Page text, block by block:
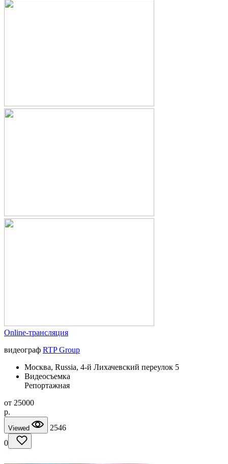
Online-трансляция
видеограф RTP Group
Москва, Russia, 4-й Лихачевский переулок 5
Видеосъемка
Репортажная
от 25000
p.
Viewed
2546
0